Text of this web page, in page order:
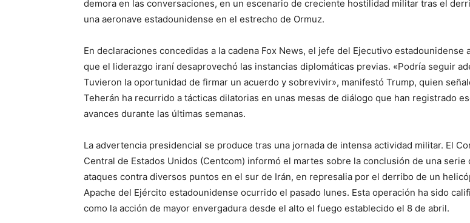
demora en las conversaciones, en un escenario de creciente hostilidad militar tras el
una aeronave estadounidense en el estrecho de Ormuz.
En declaraciones concedidas a la cadena Fox News, el jefe del Ejecutivo estadounidense
que el liderazgo iraní desaprovechó las instancias diplomáticas previas. «Podría seguir
Tuvieron la oportunidad de firmar un acuerdo y sobrevivir», manifestó Trump, quien
Teherán ha recurrido a tácticas dilatorias en unas mesas de diálogo que han registrado
avances durante las últimas semanas.
La advertencia presidencial se produce tras una jornada de intensa actividad militar. El
Central de Estados Unidos (Centcom) informó el martes sobre la conclusión de una serie
ataques contra diversos puntos en el sur de Irán, en represalia por el derribo de un
Apache del Ejército estadounidense ocurrido el pasado lunes. Esta operación ha sido
como la acción de mayor envergadura desde el alto el fuego establecido el 8 de abril.